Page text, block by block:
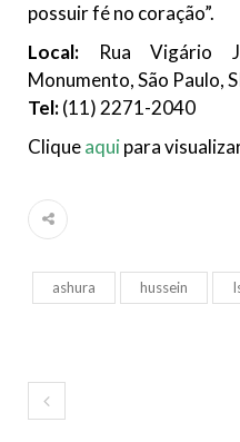
possuir fé no coração”.
Local: Rua Vigário
Monumento, São Paulo,
Tel:(11) 2271-2040
Cliqueaquipara
ashura hussein